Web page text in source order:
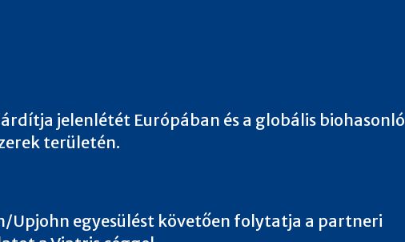
jelenlétét Európában és a globális biohasonló
területén.
Upjohn egyesülést követően folytatja a partneri